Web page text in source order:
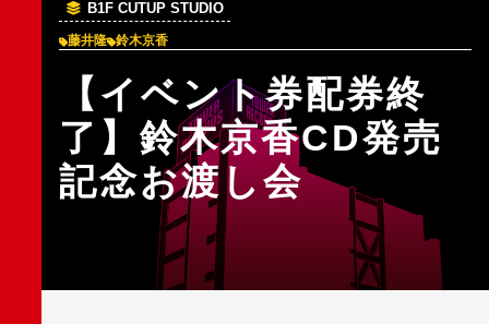
B1F CUTUP STUDIO
藤井隆 鈴木京香
【イベント券配券終
了】鈴木京香CD発売
記念お渡し会